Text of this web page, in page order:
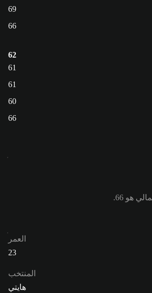
69
66
62
61
61
60
66
العمر
23
المنتخب
هايتي